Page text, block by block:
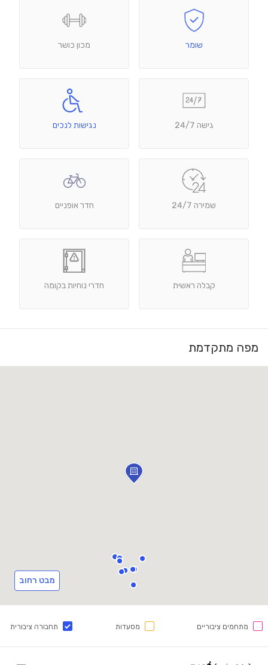
שומר מכון כושר
גישה 24/7 נגישות לנכים
שמירה 24/7 חדר אופניים
קבלה ראשית חדרי נוחיות בקומה
מפה מתקדמת
מבט רחוב
מתחמים ציבוריים מסעדות תחבורה ציבורית